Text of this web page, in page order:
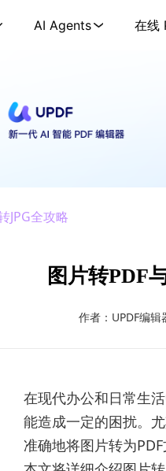
AI Agents 在线
JPG全攻略
图片转PDF
作者：UPDF编辑
在现代办公和日常生
能造成一定的困扰。
准确地将图片转为